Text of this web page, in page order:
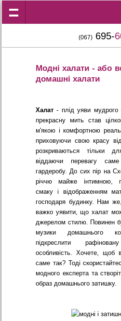
(067) 695-
Модні халати - або
домашні халати
Халат - плід уяви
прекрасну мить став
м'якою і комфортною
приховуючи свою красу від
розкриваються тільки
віддаючи перевагу
гардеробу. До сих пір на
річчю майже інтимною,
смаку і відображенням
господаря будинку. Нам
важко уявити, що халат
джерелом стилю. Повинен
музики домашнього
підкреслити
особливість. Хочете, щоб
саме так? Тоді
модного експерта та
образ домашнього затишку.